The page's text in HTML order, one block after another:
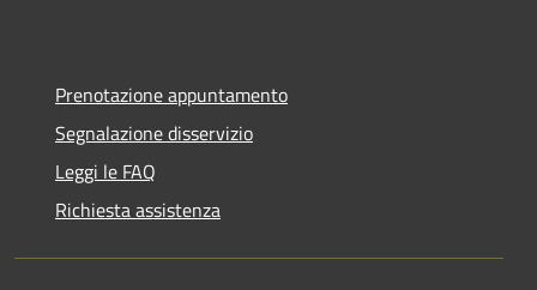
Prenotazione appuntamento
Segnalazione disservizio
Leggi le FAQ
Richiesta assistenza